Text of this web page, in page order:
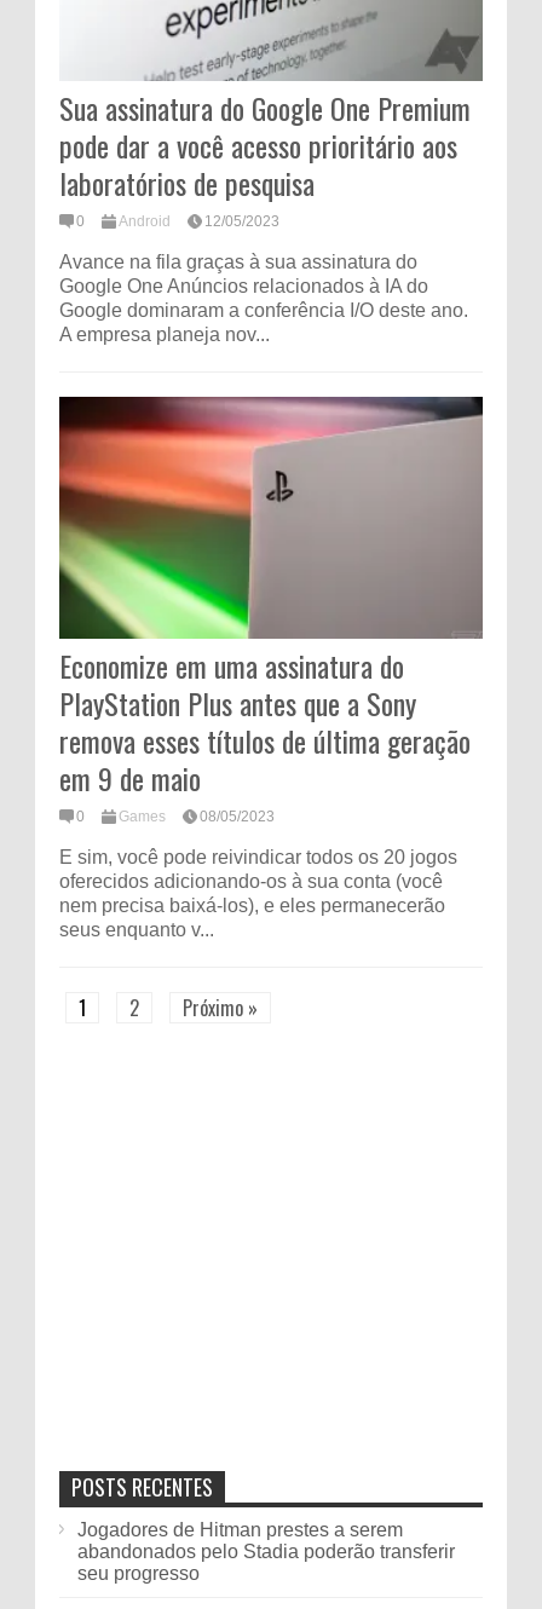
Sua assinatura do Google One Premium
pode dar a você acesso prioritário aos
laboratórios de pesquisa
0 Android 12/05/2023
Avance na fila graças à sua assinatura do
Google One Anúncios relacionados à IA do
Google dominaram a conferência I/O deste ano.
A empresa planeja nov...
Economize em uma assinatura do
PlayStation Plus antes que a Sony
remova esses títulos de última geração
em 9 de maio
0 Games 08/05/2023
E sim, você pode reivindicar todos os 20 jogos
oferecidos adicionando-os à sua conta (você
nem precisa baixá-los), e eles permanecerão
seus enquanto v...
1 2 Próximo »
POSTS RECENTES
Jogadores de Hitman prestes a serem
abandonados pelo Stadia poderão transferir
seu progresso